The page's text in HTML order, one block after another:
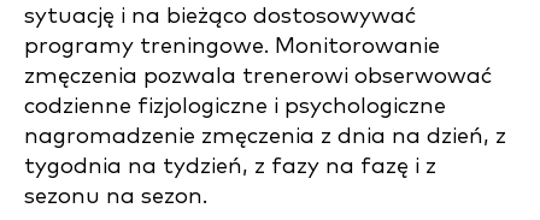
sytuację i na bieżąco dostosowywać
programy treningowe. Monitorowanie
zmęczenia pozwala trenerowi obserwować
codzienne fizjologiczne i psychologiczne
nagromadzenie zmęczenia z dnia na dzień, z
tygodnia na tydzień, z fazy na fazę i z
sezonu na sezon.